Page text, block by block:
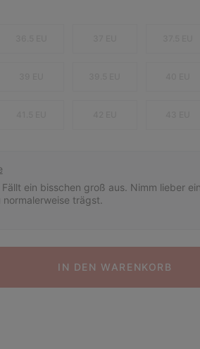
Fällt ein bisschen groß aus. Nimm lieber
normalerweise trägst.
IN DEN WARENKORB